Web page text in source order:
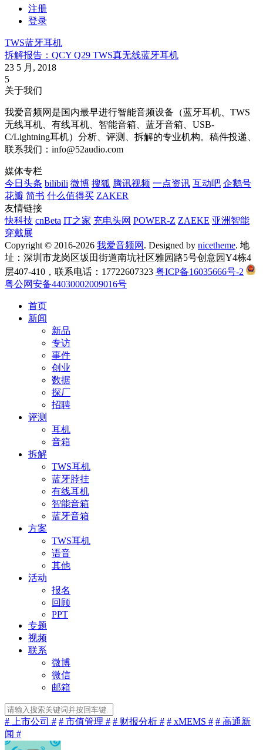
注册
登录
TWS蓝牙耳机
拆解报告：QCY Q29 TWS真无线蓝牙耳机
23 5 月, 2018
5
关于我们
我爱音频网是国内最早进行智能音频设备（蓝牙耳机、TWS
无线耳机、有线耳机、智能音箱、蓝牙音箱、USB-
C/Lightning耳机）分析、评测、拆解的专业机构。稿件投递、
联系我们：info@52audio.com
媒体专栏
今日头条 bilibili 微博 搜狐 腾讯视频 一点资讯 互动吧 企鹅号
花瓣 简书 什么值得买 ZAKER
友情链接
快科技 cnBeta IT之家 充电头网 POWER-Z ZAEKE 亚洲智能
穿戴展
Copyright © 2016-2026 我爱音频网 . Designed by nicetheme. 地
址：深圳市龙岗区坂田街道南坑社区雅园路5号创意园Y4栋4
层407-410，联系电话：17722607323 粤ICP备16035666号-2
粤公网安备44030002009016号
首页
新闻
新品
专访
事件
创业
数据
探厂
招聘
评测
耳机
音箱
拆解
TWS耳机
蓝牙脖挂
有线耳机
智能音箱
蓝牙音箱
方案
TWS耳机
语音
其他
活动
报名
回顾
PPT
专题
视频
联系
微博
微信
邮箱
# 上市公司 # # 市值管理 # # 财报分析 # # xMEMS # # 高通新
闻 #